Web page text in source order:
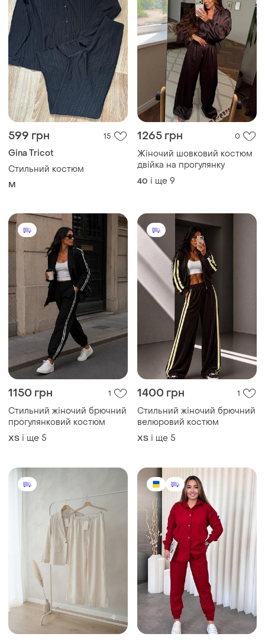
599 грн 15
Gina Tricot
Стильний костюм
M
1265 грн 0
Жіночий шовковий костюм
двійка на прогулянку
40 і ще 9
1150 грн 1
Стильний жіночий брючний
прогулянковий костюм
ХS і ще 5
1400 грн 1
Стильний жіночий брючний
велюровий костюм
ХS і ще 5